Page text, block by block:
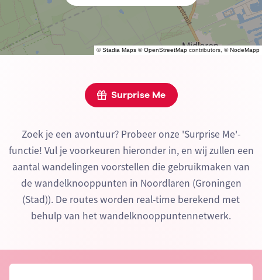
©Stadia Maps ©OpenStreetMap contributors, ©NodeMapp
Surprise Me
Zoek je een avontuur? Probeer onze 'Surprise Me'-
functie! Vul je voorkeuren hieronder in, en wij zullen een
aantal wandelingen voorstellen die gebruikmaken van
de wandelknooppunten in Noordlaren (Groningen
(Stad)). De routes worden real-time berekend met
behulp van het wandelknooppuntennetwerk.